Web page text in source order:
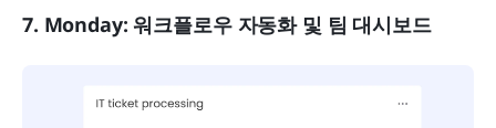
7. Monday: 워크플로우 자동화 및 팀 대시보드